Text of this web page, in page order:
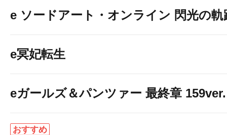
e ソードアート・オンライン 閃光の軌
e冥妃転生
eガールズ＆パンツァー 最終章 159ver.
おすすめ